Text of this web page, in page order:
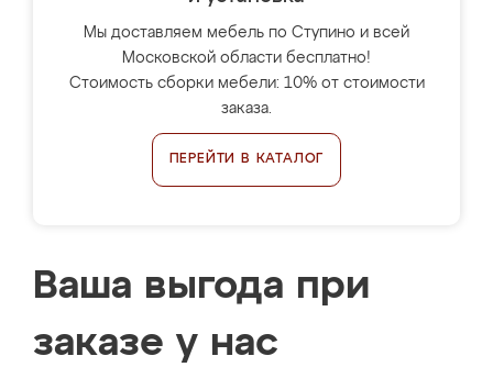
Мы доставляем мебель по Ступино и всей
Московской области бесплатно!
Стоимость сборки мебели: 10% от стоимости
заказа.
ПЕРЕЙТИ В КАТАЛОГ
Ваша выгода при
заказе у нас